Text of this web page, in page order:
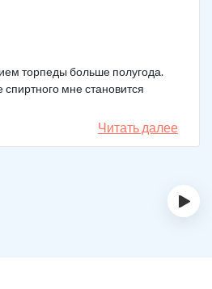
торпеды больше полугода.
мне становится
Читать далее
›